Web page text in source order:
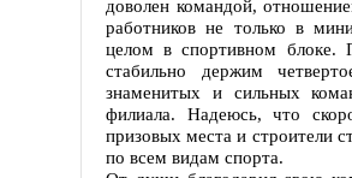
доволен командой,
работников не только в
целом в спортивном
стабильно держим
знаменитых и сильных
филиала. Надеюсь, что
призовых места и строители
по всем видам спорта.